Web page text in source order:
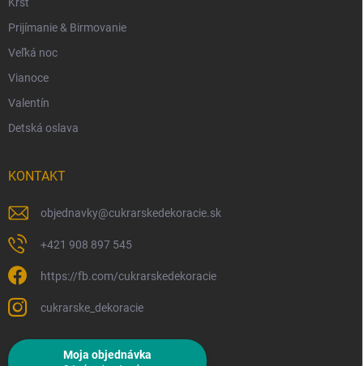
Prijímanie & Birmovanie
Veľká noc
Vianoce
Valentín
Detská oslava
KONTAKT
objednavky@cukrarskedekoracie.sk
+421 908 897 545
https://fb.com/cukrarskedekoracie
cukrarske_dekoracie
Moja objednávka